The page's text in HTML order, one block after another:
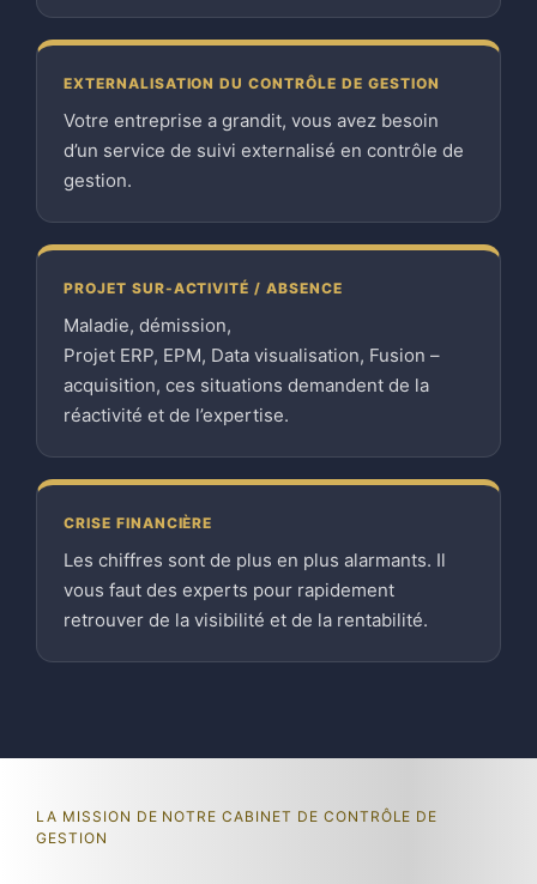
EXTERNALISATION DU CONTRÔLE DE GESTION
Votre entreprise a grandit, vous avez besoin
d’un service de suivi externalisé en contrôle de
gestion.
PROJET SUR-ACTIVITÉ / ABSENCE
Maladie, démission,
Projet ERP, EPM, Data visualisation, Fusion –
acquisition, ces situations demandent de la
réactivité et de l’expertise.
CRISE FINANCIÈRE
Les chiffres sont de plus en plus alarmants. Il
vous faut des experts pour rapidement
retrouver de la visibilité et de la rentabilité.
LA MISSION DE NOTRE CABINET DE CONTRÔLE DE
GESTION